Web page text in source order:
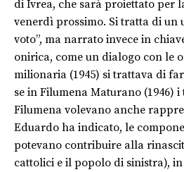
di Ivrea, che sarà proiettato per
venerdì prossimo. Si tratta di un
voto”, ma narrato invece in
onirica, come un dialogo con le
milionaria (1945) si trattava di
se in Filumena Maturano (1946)
Filumena volevano anche
Eduardo ha indicato, le
potevano contribuire alla
cattolici e il popolo di sinistra),